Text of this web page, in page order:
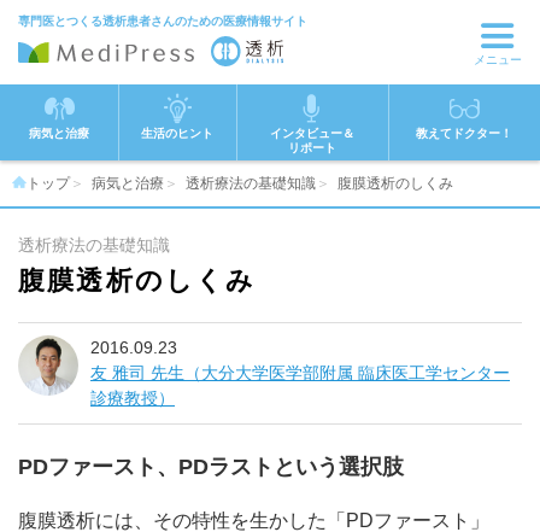
専門医とつくる透析患者さんのための医療情報サイト
メニュー
病気と治療 生活のヒント
インタビュー＆
リポート
教えてドクター！
トップ 病気と治療 透析療法の基礎知識 腹膜透析のしくみ
透析療法の基礎知識
腹膜透析のしくみ
2016.09.23
友 雅司 先生（大分大学医学部附属 臨床医工学センター
診療教授）
PDファースト、PDラストという選択肢
腹膜透析には、その特性を生かした「PDファースト」